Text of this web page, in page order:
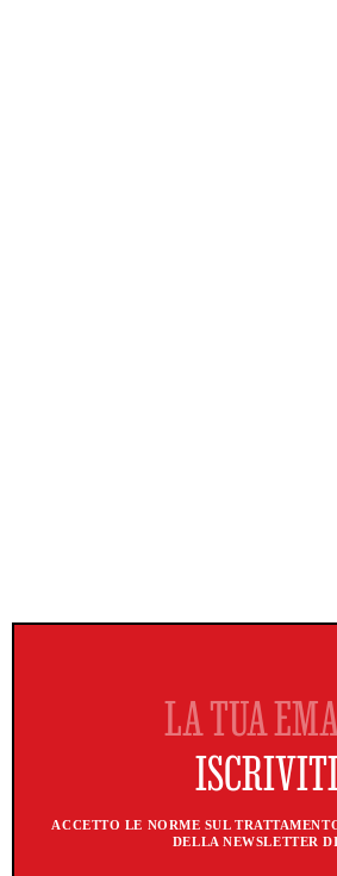
ACCETTO LE NORME SUL
DELLA NEWSLETTER